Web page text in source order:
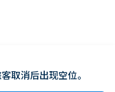
取消后出现空位。